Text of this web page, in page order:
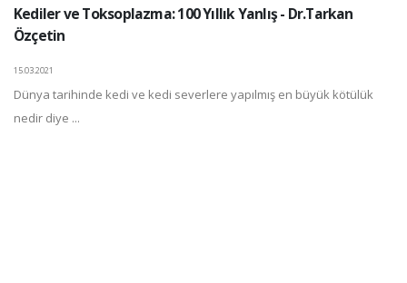
Kediler ve Toksoplazma: 100 Yıllık Yanlış - Dr.Tarkan
Özçetin
15.03.2021
Dünya tarihinde kedi ve kedi severlere yapılmış en büyük kötülük
nedir diye ...